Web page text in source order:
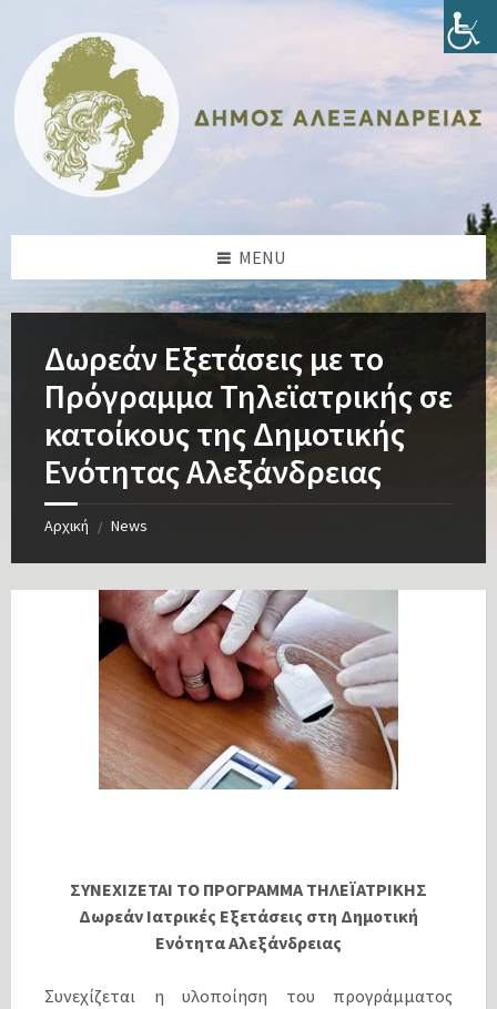
content
sidebar
sidebar
footer
MENU
Δωρεάν Εξετάσεις με το
Πρόγραμμα Τηλεϊατρικής σε
κατοίκους της Δημοτικής
Ενότητας Αλεξάνδρειας
Αρχική / News
ΣΥΝΕΧΙΖΕΤΑΙ ΤΟ ΠΡΟΓΡΑΜΜΑ ΤΗΛΕΪΑΤΡΙΚΗΣ
Δωρεάν Ιατρικές Εξετάσεις στη Δημοτική
Ενότητα Αλεξάνδρειας
Συνεχίζεται η υλοποίηση του προγράμματος